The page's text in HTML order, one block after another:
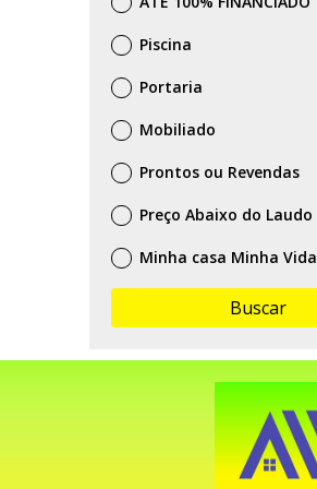
Piscina
Portaria
Mobiliado
Prontos ou Revendas
Preço Abaixo do Laudo
Minha casa Minha Vida
Buscar